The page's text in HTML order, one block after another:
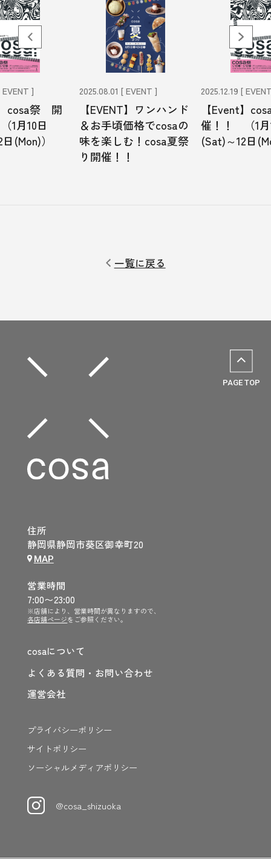
]
祭 開
日
）
2025.08.01 [ EVENT ]
【EVENT】ワンハンド
＆お手頃価格でcosaの
味を楽しむ！cosa夏祭
り開催！！
2025.12.19 [ EVENT ]
【Event】cosa祭
催！！ （1月10日
(Sat)～12日(Mon)）
一覧に戻る
PAGE TOP
住所
静岡県静岡市葵区御幸町20
MAP
営業時間
7:00〜23:00
※店舗により、営業時間が異なりますので、
各店舗ページをご参照ください。
cosaについて
よくある質問・お問い合わせ
運営会社
プライバシーポリシー
サイトポリシー
ソーシャルメディアポリシー
@cosa_shizuoka